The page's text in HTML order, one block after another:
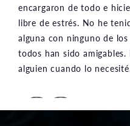
encargaron de todo e
libre de estrés. No he
alguna con ninguno de
todos han sido
alguien cuando lo